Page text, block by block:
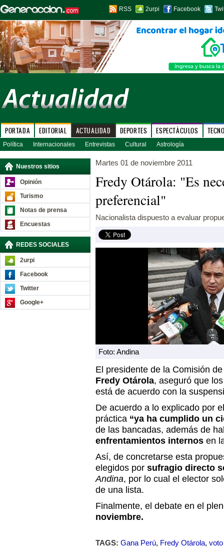
RSS 2urpi Facebook
PORTADA EDITORIAL ACTUALIDAD DEPORTES ESPECTÁCULOS
Política Internacionales Entrevistas Cultural Astrología
Nuestros sitios
Opinión
Turismo
Notas de prensa
Encuestas
REDES SOCIALES
2urpi
Facebook
Twitter
Google+
Martes 01 de noviembre 2011
Fredy Otárola: "Es
preferencial"
Nacionalista dispuesto a evaluar
Foto: Andina
El presidente de la Comisión
Fredy Otárola, aseguró que
está de acuerdo con la
De acuerdo a lo explicado por
práctica “ya ha cumplido un
de las bancadas, además de
enfrentamientos internos en
Así, de concretarse esta
elegidos por sufragio directo
Andina, por lo cual el elector
de una lista.
Finalmente, el debate en el
noviembre.
TAGS: Gana Perú, Fredy Otárola,